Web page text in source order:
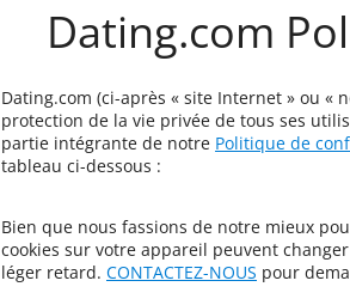
Dating.com
Dating.com (ci-après « site Internet » ou «
protection de la vie privée de tous ses
partie intégrante de notre Politique de
tableau ci-dessous :
Bien que nous fassions de notre mieux
cookies sur votre appareil peuvent
léger retard. CONTACTEZ-NOUS pour